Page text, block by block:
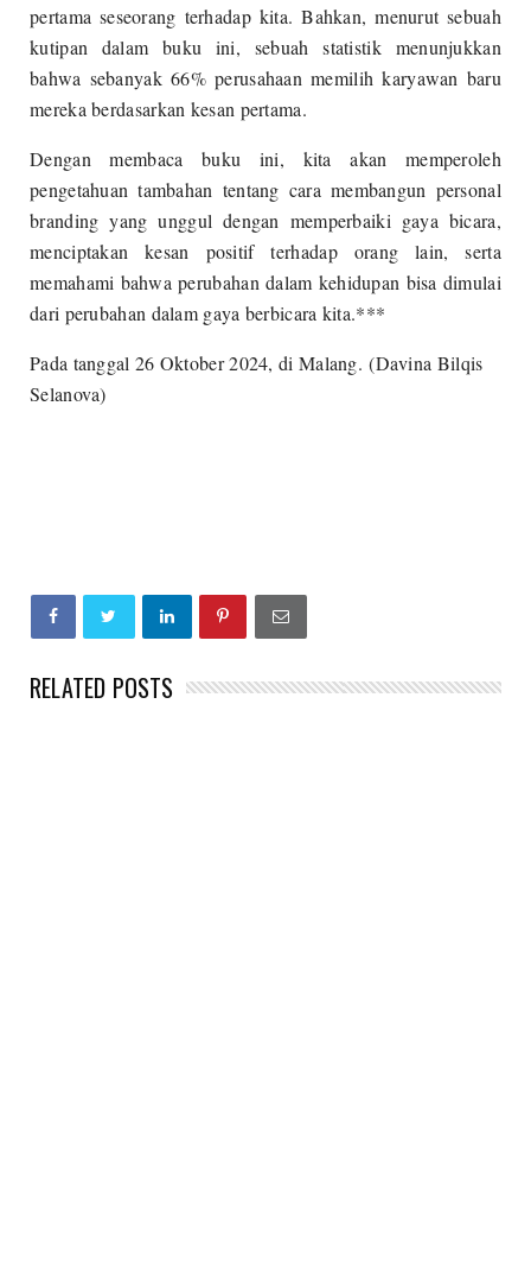
pertama seseorang terhadap kita. Bahkan, menurut sebuah
kutipan dalam buku ini, sebuah statistik menunjukkan
bahwa sebanyak 66% perusahaan memilih karyawan baru
mereka berdasarkan kesan pertama.
Dengan membaca buku ini, kita akan memperoleh
pengetahuan tambahan tentang cara membangun personal
branding yang unggul dengan memperbaiki gaya bicara,
menciptakan kesan positif terhadap orang lain, serta
memahami bahwa perubahan dalam kehidupan bisa dimulai
dari perubahan dalam gaya berbicara kita.***
Pada tanggal 26 Oktober 2024, di Malang. (Davina Bilqis
Selanova)
RELATED POSTS